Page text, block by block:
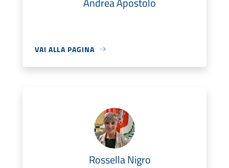
VAI ALLA PAGINA
Rossella Nigro